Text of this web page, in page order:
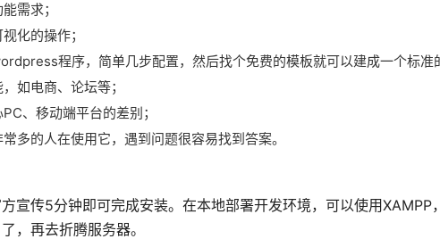
需求；
化的操作；
程序，简单几步配置，然后找个免费的模板就可以建成一个标准
如电商、论坛等；
、移动端平台的差别；
多的人在使用它，遇到问题很容易找到答案。
宣传5分钟即可完成安装。在本地部署开发环境，可以使用XAMPP
，再去折腾服务器。